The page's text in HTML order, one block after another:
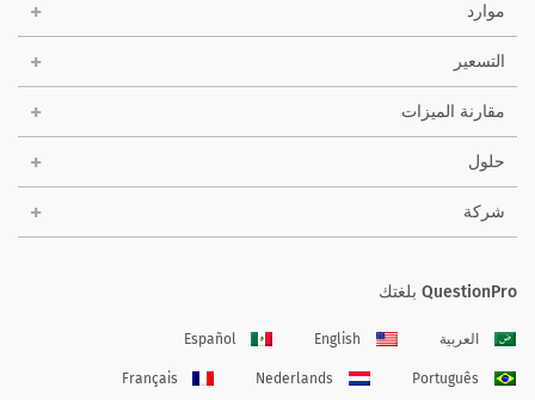
موارد
التسعير
مقارنة الميزات
حلول
شركة
QuestionPro بلغتك
العربية English
Español
Português
Nederlands
Français